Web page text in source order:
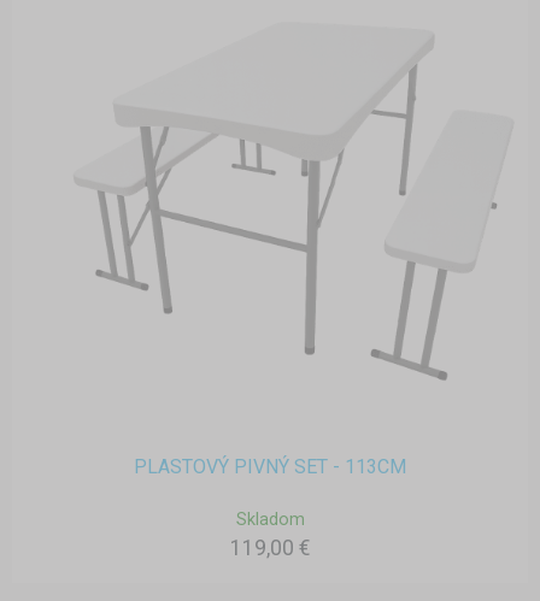
PLASTOVÝ PIVNÝ SET - 113CM
Skladom
119,00 €